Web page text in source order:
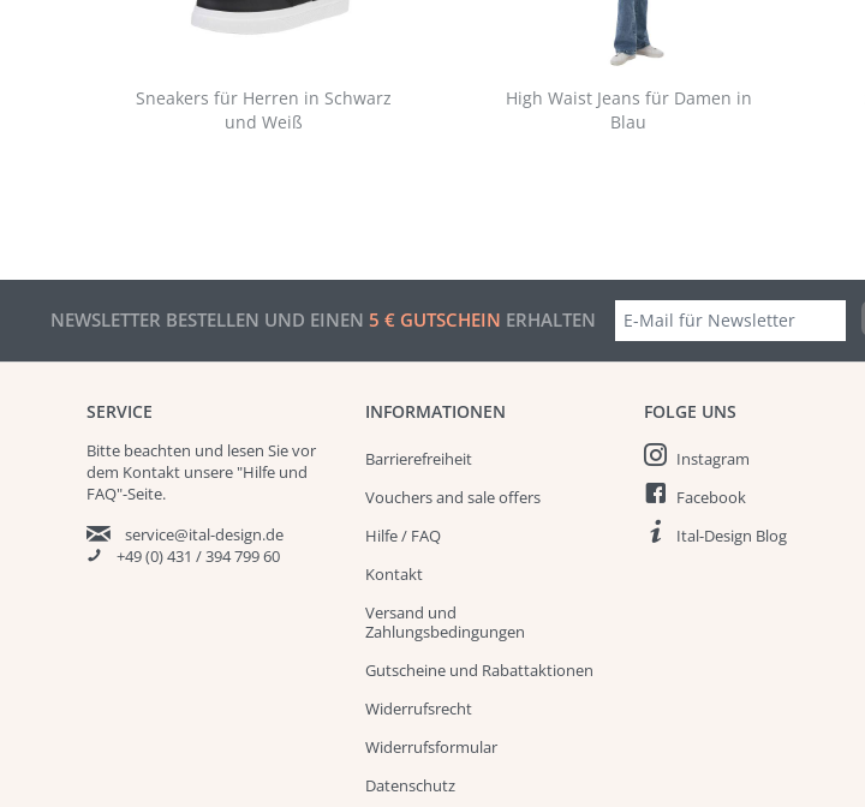
Sneakers für Herren in Schwarz
und Weiß
High Waist Jeans für Damen in
Blau
NEWSLETTER BESTELLEN UND EINEN 5 € GUTSCHEIN ERHALTEN
SERVICE
Bitte beachten und lesen Sie vor
dem Kontakt unsere "Hilfe und
FAQ"-Seite.
service@ital-design.de
+49 (0) 431 / 394 799 60
INFORMATIONEN
Barrierefreiheit
Vouchers and sale offers
Hilfe / FAQ
Kontakt
Versand und
Zahlungsbedingungen
Gutscheine und Rabattaktionen
Widerrufsrecht
Widerrufsformular
Datenschutz
FOLGE UNS
Instagram
Facebook
Ital-Design Blog